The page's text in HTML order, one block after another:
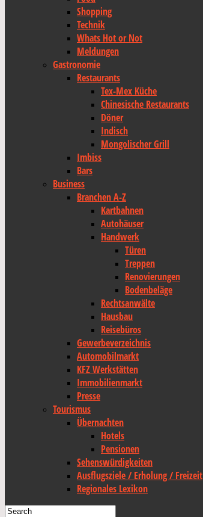
Shopping
Technik
Whats Hot or Not
Meldungen
Gastronomie
Restaurants
Tex-Mex Küche
Chinesische Restaurants
Döner
Indisch
Mongolischer Grill
Imbiss
Bars
Business
Branchen A-Z
Kartbahnen
Autohäuser
Handwerk
Türen
Treppen
Renovierungen
Bodenbeläge
Rechtsanwälte
Hausbau
Reisebüros
Gewerbeverzeichnis
Automobilmarkt
KFZ Werkstätten
Immobilienmarkt
Presse
Tourismus
Übernachten
Hotels
Pensionen
Sehenswürdigkeiten
Ausflugsziele / Erholung / Freizeit
Regionales Lexikon